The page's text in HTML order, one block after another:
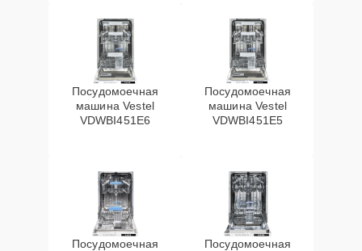
Посудомоечная
машина Vestel
VDWBI451E6
Посудомоечная
машина Vestel
VDWBI451E5
Посудомоечная
Посудомоечная